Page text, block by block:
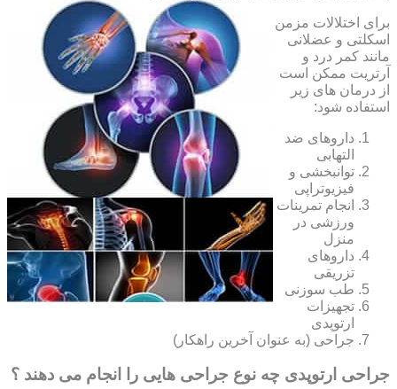
برای اختلالات مزمن
اسکلتی و عضلانی
مانند کمر درد و
آرتریت ممکن است
از درمان های زیر
استفاده شود:
داروهای ضد
التهابی
توانبخشی و
فیزیوتراپی
انجام تمرینات
ورزشی در
منزل
داروهای
تزریقی
طب سوزنی
تجهیزات
ارتوپدی
جراحی (به عنوان آخرین راهکار)
جراحی ارتوپدی چه نوع جراحی هایی را انجام می دهند ؟